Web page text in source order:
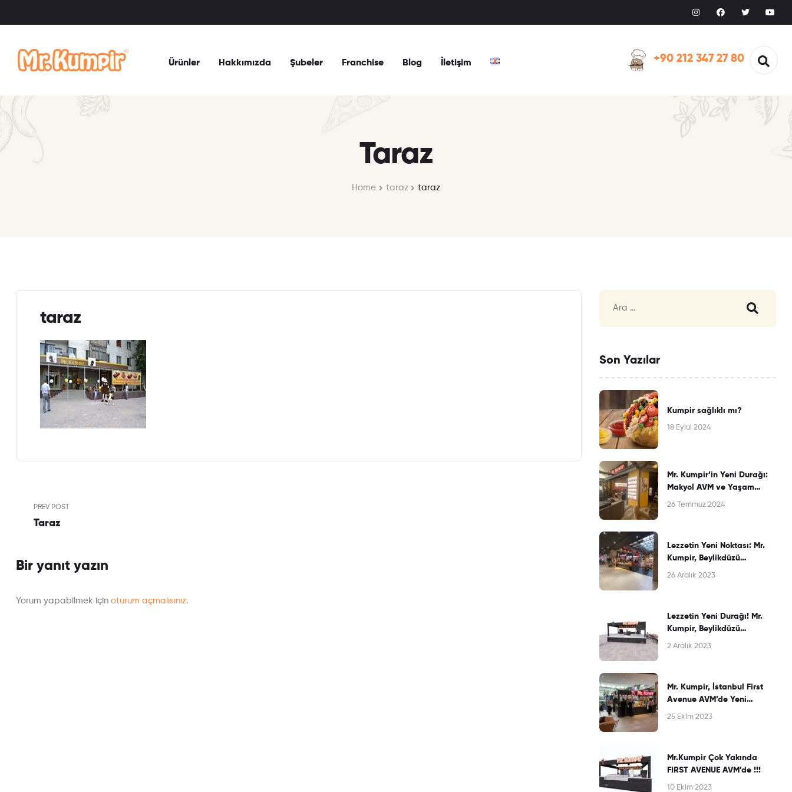
Ürünler Hakkımızda Şubeler Franchise Blog İletişim +90 212 347 27 80
Taraz
Home taraz taraz
taraz
PREV POST
Taraz
Bir yanıt yazın
Yorum yapabilmek için oturum açmalısınız.
Son Yazılar
Kumpir sağlıklı mı?
18 Eylül 2024
Mr. Kumpir’in Yeni Durağı:
Makyol AVM ve Yaşam
Merkezi’nde Lezzet Rüzgarı
26 Temmuz 2024
Lezzetin Yeni Noktası: Mr.
Kumpir, Beylikdüzü
Perlavista AVM’de
26 Aralık 2023
Lezzetin Yeni Durağı! Mr.
Kumpir, Beylikdüzü
Perlavista AVM’de Yepyeni
2 Aralık 2023
Mr. Kumpir, İstanbul First
Avenue AVM’de Yeni
Şubesiyle Lezzet Şölenine
25 Ekim 2023
Mr.Kumpir Çok Yakında
FIRST AVENUE AVM’de !!!
10 Ekim 2023